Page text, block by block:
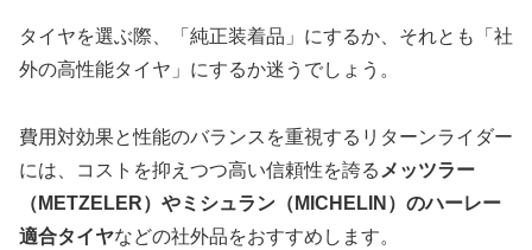
タイヤを選ぶ際、「純正装着品」にするか、それとも「社
外の高性能タイヤ」にするか迷うでしょう。
費用対効果と性能のバランスを重視するリターンライダー
には、コストを抑えつつ高い信頼性を誇る メッツラー
（METZELER）やミシュラン（MICHELIN）のハーレー
適合タイヤなどの社外品をおすすめします。